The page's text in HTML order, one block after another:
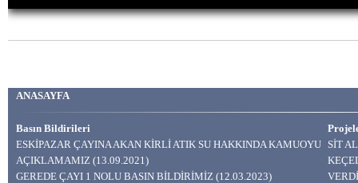
BRTV CANLI YAYIN
Mehmet Emin ASLAN
ANASAYFA
Basın Bildirileri
ESKİPAZAR ÇAYINA AKAN KİRLİ ATIK SU HAKKINDA KAMUOYU
AÇIKLAMAMIZ (13.09.2021)
GEREDE ÇAYI 1 NOLU BASIN BİLDİRİMİZ (12.03.2023)
SİT